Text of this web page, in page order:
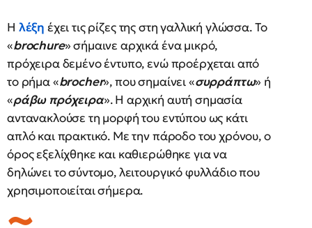
Η λέξη έχει τις ρίζες της στη γαλλική γλώσσα. Το
«brochure» σήμαινε αρχικά ένα μικρό,
πρόχειρα δεμένο έντυπο, ενώ προέρχεται από
το ρήμα «brocher», που σημαίνει «συρράπτω» ή
«ράβω πρόχειρα». Η αρχική αυτή σημασία
αντανακλούσε τη μορφή του εντύπου ως κάτι
απλό και πρακτικό. Με την πάροδο του χρόνου, ο
όρος εξελίχθηκε και καθιερώθηκε για να
δηλώνει το σύντομο, λειτουργικό φυλλάδιο που
χρησιμοποιείται σήμερα.